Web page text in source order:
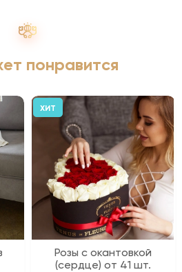
понравится
ХИТ
Розы с окантовкой
(сердце) от 41 шт.